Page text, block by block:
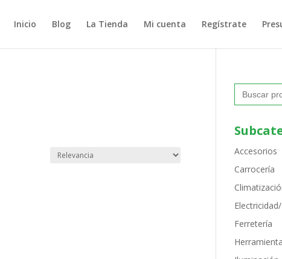
Inicio Blog La Tienda Mi cuenta Regístrate
Buscar:
Accesorios
Carrocería
Ferretería